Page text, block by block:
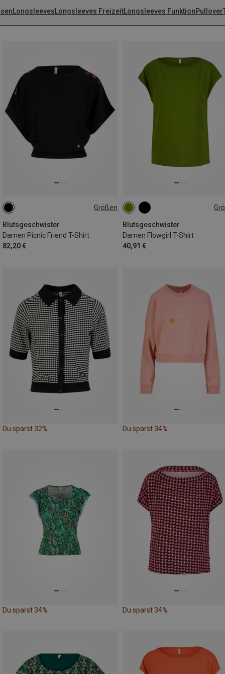
LongsleevesLongsleeves FreizeitLongsleeves FunktionPullover
Größen
Blutsgeschwister
Damen Picnic Friend T-Shirt
82,20 €
XS
Blutsgeschwister
Damen Flowgirl T-Shirt
40,91 €
XS S
Du sparst 32% Du sparst 34%
Du sparst 34% Du sparst 34%